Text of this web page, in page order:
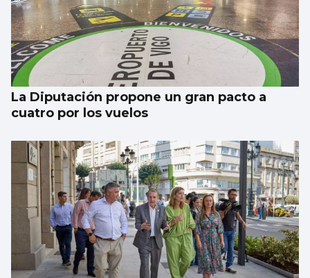
La Xunta reforzará la seguridad de los
peregrinos
La Diputación propone un gran pacto a
cuatro por los vuelos